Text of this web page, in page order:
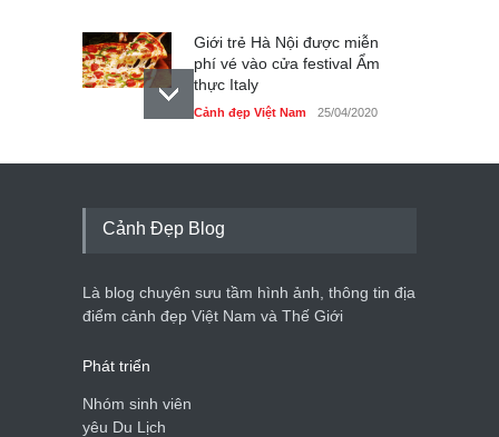
Giới trẻ Hà Nội được miễn
phí vé vào cửa festival Ẩm
thực Italy
Cảnh đẹp Việt Nam 25/04/2020
Tam giác mạch khoe sắc
du lịch quốc gia
Cảnh đẹp Việt Nam 24/04/2020
Cảnh Đẹp Blog
Là blog chuyên sưu tầm hình ảnh, thông tin địa
điểm cảnh đẹp Việt Nam và Thế Giới
Phát triển
Nhóm sinh viên
yêu Du Lịch